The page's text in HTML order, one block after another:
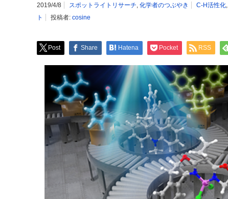
2019/4/8 スポットライトリサーチ, 化学者のつぶやき C-H活性化,
ト
投稿者: cosine
Post Share Hatena Pocket RSS